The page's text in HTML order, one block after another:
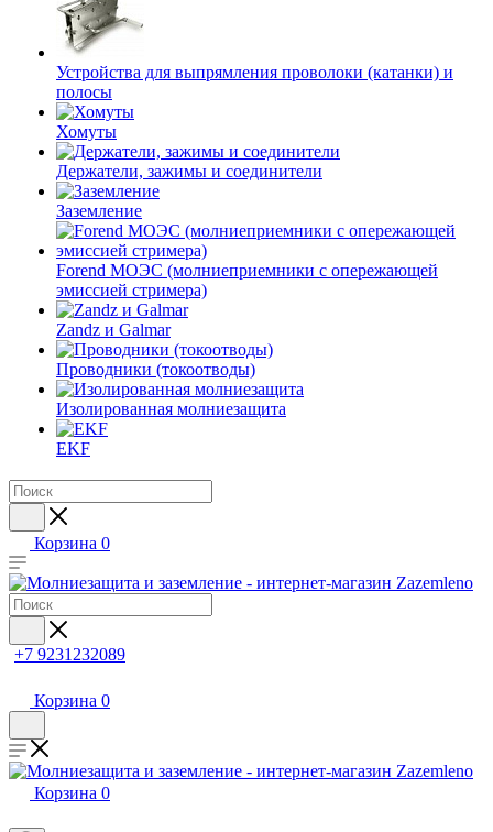
Устройства для выпрямления проволоки (катанки) и
полосы
Хомуты
Держатели, зажимы и соединители
Заземление
Forend МОЭС (молниеприемники с опережающей
эмиссией стримера)
Zandz и Galmar
Проводники (токоотводы)
Изолированная молниезащита
EKF
Корзина 0
+7 9231232089
Корзина 0
Корзина 0